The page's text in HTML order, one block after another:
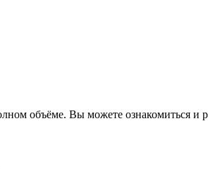
объёме. Вы можете ознакомиться